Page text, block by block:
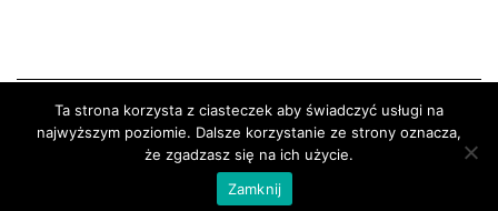
Wykonanie :Strony Internetowe Białystok Dr Pixel
Ta strona korzysta z ciasteczek aby świadczyć usługi na
najwyższym poziomie. Dalsze korzystanie ze strony oznacza,
że zgadzasz się na ich użycie.
Zamknij